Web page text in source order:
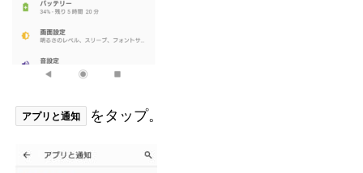
アプリと通知 をタップ。